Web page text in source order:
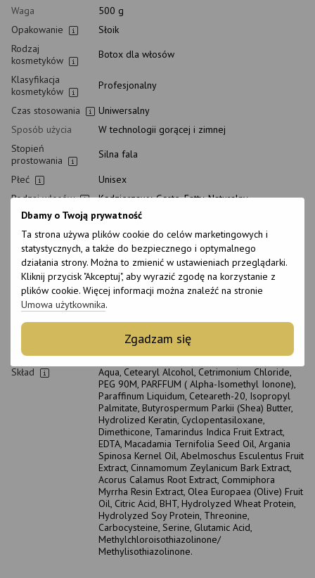
Dbamy o Twoją prywatność
Ta strona używa plików cookie do celów marketingowych i
statystycznych, a także do bezpiecznego i optymalnego
działania strony. Można to zmienić w ustawieniach przeglądarki.
Kliknij przycisk "Akceptuj", aby wyrazić zgodę na korzystanie z
plików cookie. Więcej informacji można znaleźć na stronie
Umowa użytkownika.
Zgadzam się
Waga
500 g
Opakowanie
Słoik
Rodzaj
kosmetyków
Botox dla włosów
Klasyfikacja
kosmetyków
Profesjonalny
Czas stosowania
Uniwersalny
Sposób użycia
W technologii gorącej i zimnej
Stopień
prostowania
Silna fala
Płeć
Unisex
Rodzaj włosów
Kędzierzawy, Gęste, Fatty, Naturalny,
Nieposłuszne, Normalny, Cienki, Gruby
Rodzaj skóry
głowy
Wszystkie rodzaje skóry, Wrażliwy, Połączone,
Normalny, Suchy
Przeznaczenie
Prostowanie, Wygładzanie, Nawilżanie,
Wzmocnienie
Wiek
18+
Nadaje się dla
kobiet w ciąży
Nie
Długość w ramionach: 10-15 ml; Długość w
ramionach: 15-25 ml; Długość w talii: 25-30 ml
Skład
Aqua, Cetearyl Alcohol, Cetrimonium Chloride,
PEG 90M, PARFFUM ( Alpha-Isomethyl Ionone),
Paraffinum Liquidum, Ceteareth-20, Isopropyl
Palmitate, Butyrospermum Parkii (Shea) Butter,
Hydrolized Keratin, Cyclopentasiloxane,
Dimethicone, Tamarindus Indica Fruit Extract,
EDTA, Macadamia Ternifolia Seed Oil, Argania
Spinosa Kernel Oil, Abelmoschus Esculentus Fruit
Extract, Cinnamomum Zeylanicum Bark Extract,
Acorus Calamus Root Extract, Commiphora
Myrrha Resin Extract, Olea Europaea (Olive) Fruit
Oil, Citric Acid, BHT, Hydrolyzed Wheat Protein,
Hydrolyzed Soy Protein, Threonine,
Carbocysteine, Serine, Glutamic Acid,
Methylchloroisothiazolinone/
Methylisothiazolinone.